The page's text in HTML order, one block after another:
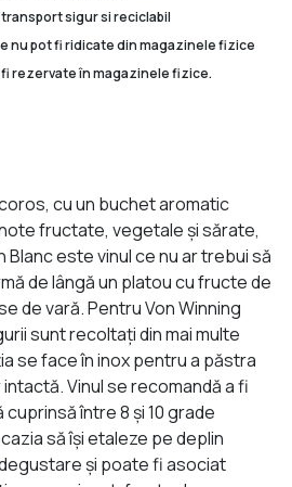
sigur si reciclabil
nu pot fi ridicate din magazinele fizice
rezervate în magazinele fizice.
cu un buchet aromatic
fructate, vegetale și sărate,
Blanc este vinul ce nu ar trebui să
de lângă un platou cu fructe de
de vară. Pentru Von Winning
sunt recoltați din mai multe
se face în inox pentru a păstra
Vinul se recomandă a fi
între 8 și 10 grade
să îşi etaleze pe deplin
şi poate fi asociat